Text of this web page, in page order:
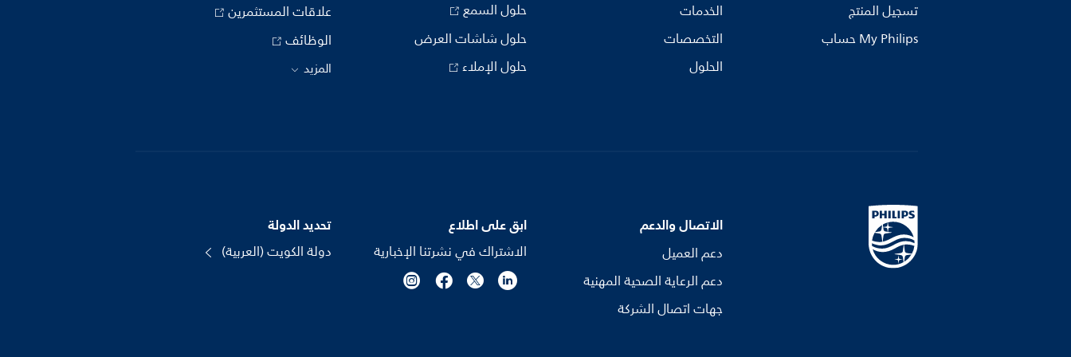
تسجيل المنتج
My Philips حساب
الخدمات
التخصصات
الحلول
حلول السمع
حلول شاشات العرض
حلول الإملاء
علاقات المستثمرين
الوظائف
المزيد
الاتصال والدعم
دعم العميل
دعم الرعاية الصحية المهنية
جهات اتصال الشركة
ابق على اطلاع
الاشتراك في نشرتنا الإخبارية
تحديد الدولة
دولة الكويت (العربية)